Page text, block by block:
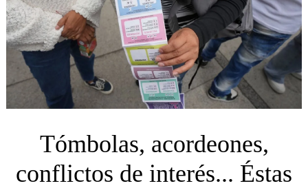
Tómbolas, acordeones,
conflictos de interés... Éstas